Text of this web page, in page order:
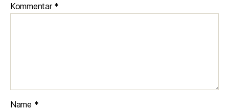
Kommentar *
Name *